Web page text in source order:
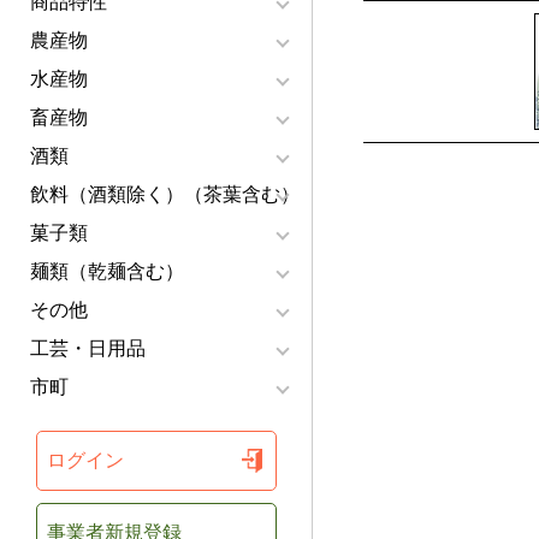
農産物
水産物
畜産物
酒類
飲料（酒類除く）（茶葉含む）
菓子類
麺類（乾麺含む）
その他
工芸・日用品
市町
ログイン
事業者新規登録